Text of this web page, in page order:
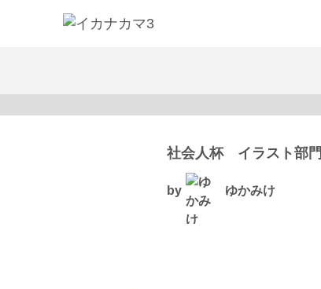
社会人杯 イラスト部門
by ゆかみけ